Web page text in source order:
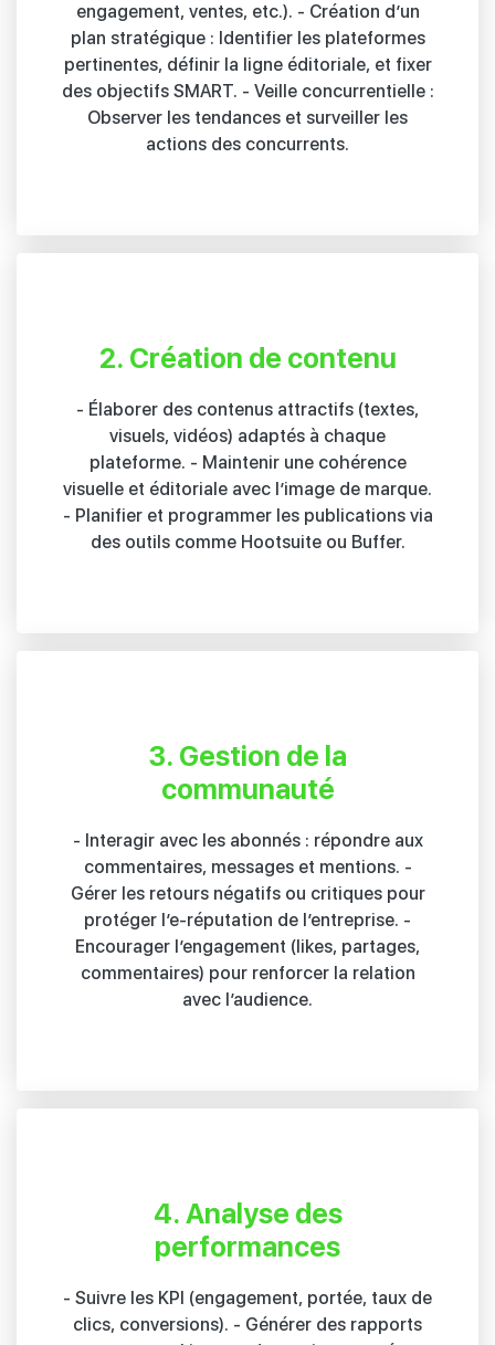
engagement, ventes, etc.). - Création d’un
plan stratégique : Identifier les plateformes
pertinentes, définir la ligne éditoriale, et fixer
des objectifs SMART. - Veille concurrentielle :
Observer les tendances et surveiller les
actions des concurrents.
2. Création de contenu
- Élaborer des contenus attractifs (textes,
visuels, vidéos) adaptés à chaque
plateforme. - Maintenir une cohérence
visuelle et éditoriale avec l’image de marque.
- Planifier et programmer les publications via
des outils comme Hootsuite ou Buffer.
3. Gestion de la
communauté
- Interagir avec les abonnés : répondre aux
commentaires, messages et mentions. -
Gérer les retours négatifs ou critiques pour
protéger l’e-réputation de l’entreprise. -
Encourager l’engagement (likes, partages,
commentaires) pour renforcer la relation
avec l’audience.
4. Analyse des
performances
- Suivre les KPI (engagement, portée, taux de
clics, conversions). - Générer des rapports